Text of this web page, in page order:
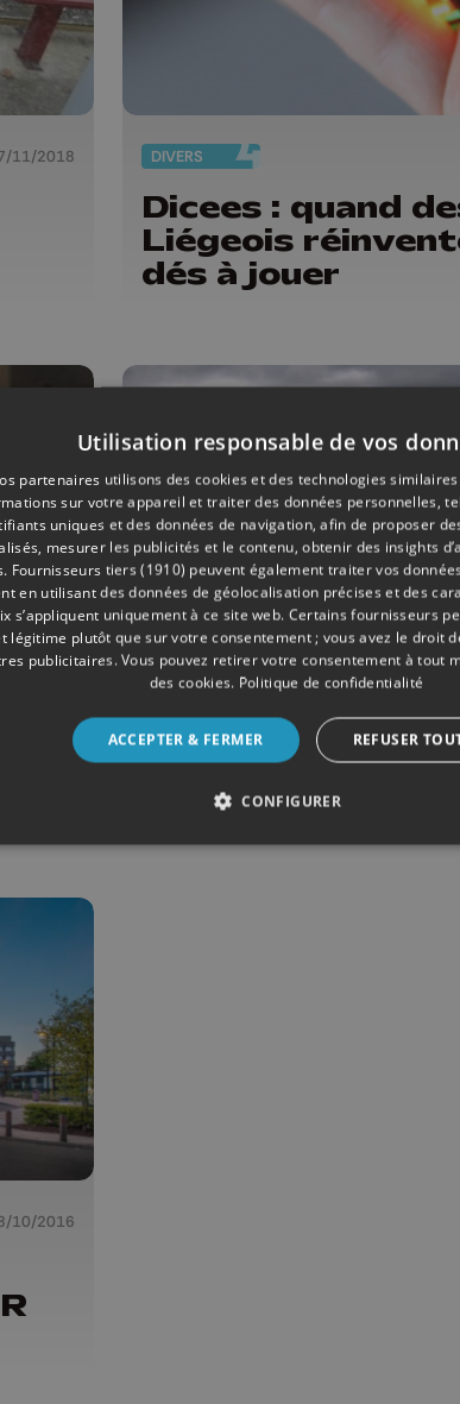
11/2018 DIVERS
Dicees : quand
Liégeois
dés à jouer
DIVERS
Le Phare de Liège
joue encore plus
10/2016
Utilisation responsable de vos
partenaires utilisons des cookies et des technologies
sur votre appareil et traiter des données personnelles,
uniques et des données de navigation, afin de proposer
mesurer les publicités et le contenu, obtenir des insights
Fournisseurs tiers (1910) peuvent également traiter vos
en utilisant des données de géolocalisation précises et des
s’appliquent uniquement à ce site web. Certains fournisseurs
légitime plutôt que sur votre consentement ; vous avez le droit
publicitaires. Vous pouvez retirer votre consentement à tout
des cookies. Politique de confidentialité
ACCEPTER & FERMER REFUSER
CONFIGURER